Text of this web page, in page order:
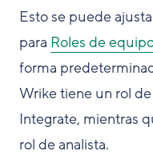
Esto se puede
para Roles de
forma
Wrike tiene un rol
Integrate, mientras
rol de analista.